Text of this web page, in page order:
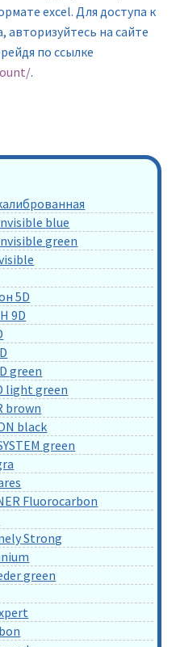
excel. Для доступа к
на сайте
по ссылке
.
blue
green
5D
9D
green
light green
brown
black
green
Fluorocarbon
Strong
green